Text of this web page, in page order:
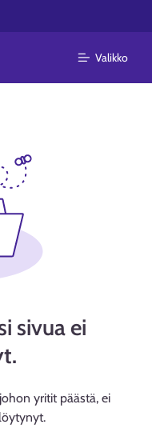
Valikko
sivua ei
yritit päästä, ei